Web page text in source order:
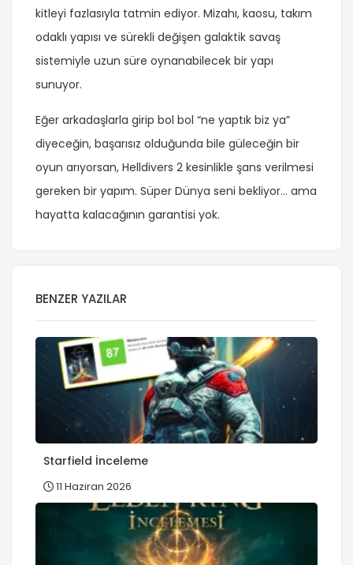
kitleyi fazlasıyla tatmin ediyor. Mizahı, kaosu, takım
odaklı yapısı ve sürekli değişen galaktik savaş
sistemiyle uzun süre oynanabilecek bir yapı
sunuyor.
Eğer arkadaşlarla girip bol bol “ne yaptık biz ya”
diyeceğin, başarısız olduğunda bile güleceğin bir
oyun arıyorsan, Helldivers 2 kesinlikle şans verilmesi
gereken bir yapım. Süper Dünya seni bekliyor… ama
hayatta kalacağının garantisi yok.
BENZER YAZILAR
Starfield İnceleme
11 Haziran 2026